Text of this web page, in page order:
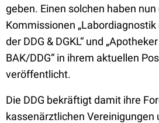
geben. Einen solchen haben nun
Kommissionen
der DDG & DGKL“ und
BAK/DDG“ in ihrem aktuellen
veröffentlicht.
Die DDG bekräftigt damit ihre
kassenärztlichen Vereinigungen